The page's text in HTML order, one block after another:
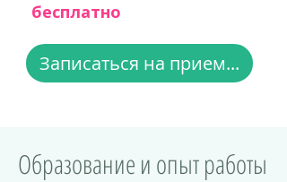
бесплатно
Записаться на прием...
Образование и опыт работы